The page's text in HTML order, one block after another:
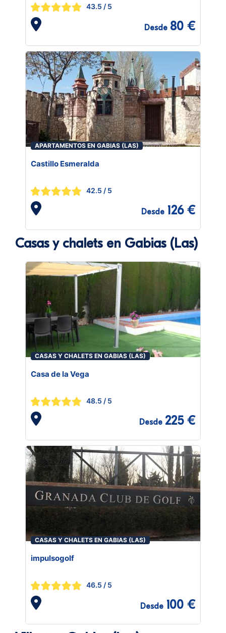
43.5 / 5
Desde 80 €
APARTAMENTOS EN GABIAS (LAS)
Castillo Esmeralda
42.5 / 5
Desde 126 €
Casas y chalets en Gabias (Las)
CASAS Y CHALETS EN GABIAS (LAS)
Casa de la Vega
48.5 / 5
Desde 225 €
CASAS Y CHALETS EN GABIAS (LAS)
impulsogolf
46.5 / 5
Desde 100 €